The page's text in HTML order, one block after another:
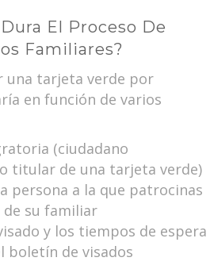
El Proceso De
Familiares?
una tarjeta verde por
en función de varios
(ciudadano
titular de una tarjeta verde)
persona a la que patrocinas
de su familiar
y los tiempos de espera
boletín de visados